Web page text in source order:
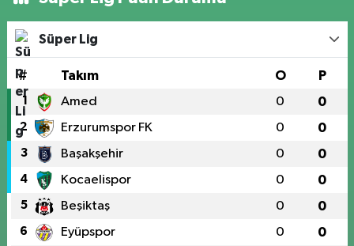
Süper Lig
# Takım O P
1 Amed 0 0
2 Erzurumspor FK 0 0
3 Başakşehir 0 0
4 Kocaelispor 0 0
5 Beşiktaş 0 0
6 Eyüpspor 0 0